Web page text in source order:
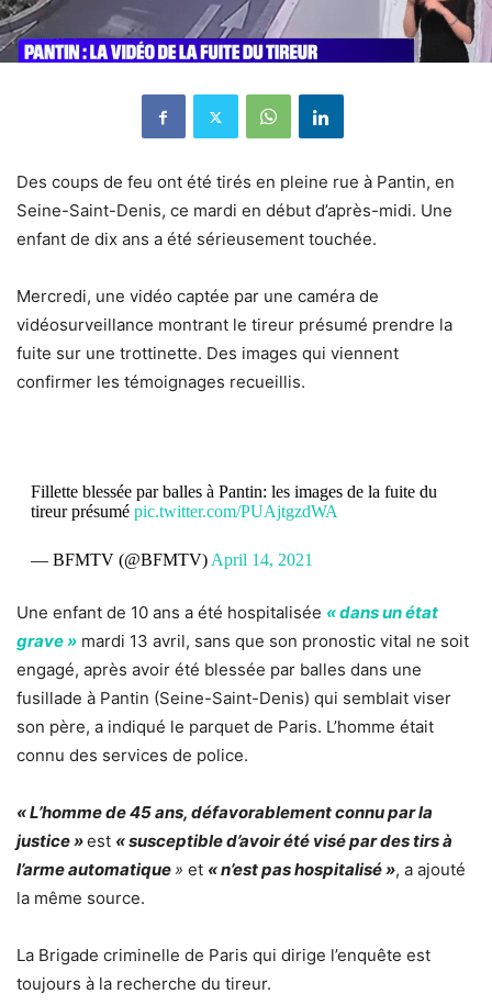
Des coups de feu ont été tirés en pleine rue à Pantin, en
Seine-Saint-Denis, ce mardi en début d’après-midi. Une
enfant de dix ans a été sérieusement touchée.
Mercredi, une vidéo captée par une caméra de
vidéosurveillance montrant le tireur présumé prendre la
fuite sur une trottinette. Des images qui viennent
confirmer les témoignages recueillis.
Fillette blessée par balles à Pantin: les images de la fuite du
tireur présumé pic.twitter.com/PUAjtgzdWA
— BFMTV (@BFMTV) April 14, 2021
Une enfant de 10 ans a été hospitalisée « dans un état
grave » mardi 13 avril, sans que son pronostic vital ne soit
engagé, après avoir été blessée par balles dans une
fusillade à Pantin (Seine-Saint-Denis) qui semblait viser
son père, a indiqué le parquet de Paris. L’homme était
connu des services de police.
« L’homme de 45 ans, défavorablement connu par la
justice »est « susceptible d’avoir été visé par des tirs à
l’arme automatique» et « n’est pas hospitalisé », a ajouté
la même source.
La Brigade criminelle de Paris qui dirige l’enquête est
toujours à la recherche du tireur.